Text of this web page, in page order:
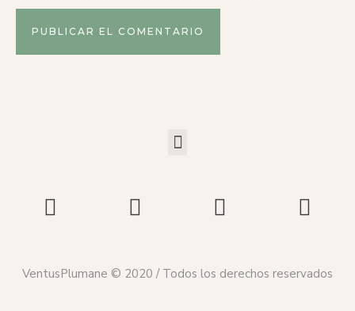
VentusPlumane © 2020 / Todos los derechos reservados